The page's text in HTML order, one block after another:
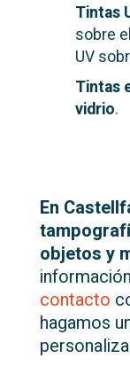
Tintas
sobre
UV
Tintas
vidrio.
En
objetos y
información
contacto
hagamos